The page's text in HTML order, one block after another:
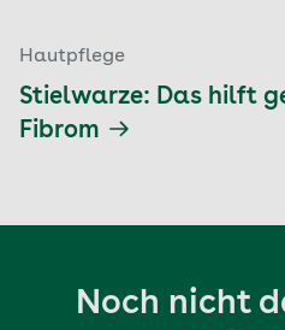
Hautpflege
Stielwarze: Das hilft
Fibrom
Noch nicht